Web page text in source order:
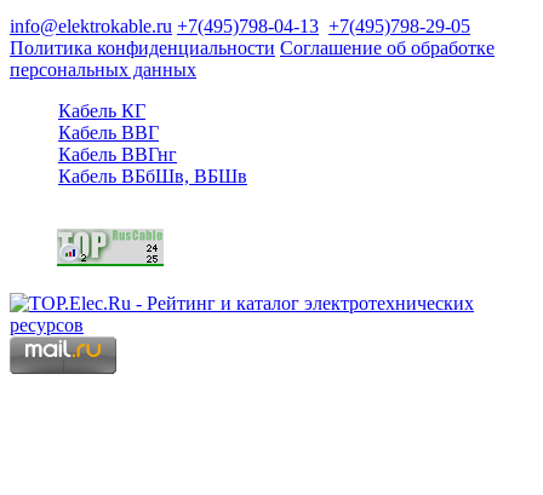
info@elektrokable.ru +7(495)798-04-13 +7(495)798-29-05
Политика конфиденциальности Соглашение об обработке
персональных данных
Кабель КГ
Кабель ВВГ
Кабель ВВГнг
Кабель ВБбШв, ВБШв